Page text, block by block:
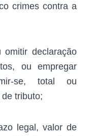
crimes contra a
declaração
ou empregar
se, total ou
tributo;
legal, valor de